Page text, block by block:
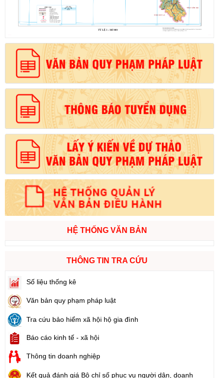
HỆ THỐNG VĂN BẢN
THÔNG TIN TRA CỨU
Số liệu thống kê
Văn bản quy phạm pháp luật
Tra cứu bảo hiểm xã hội hộ gia đình
Báo cáo kinh tế - xã hội
Thông tin doanh nghiệp
Kết quả đánh giá Bộ chỉ số phục vụ người dân, doanh